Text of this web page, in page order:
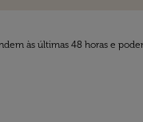
às últimas 48 horas e